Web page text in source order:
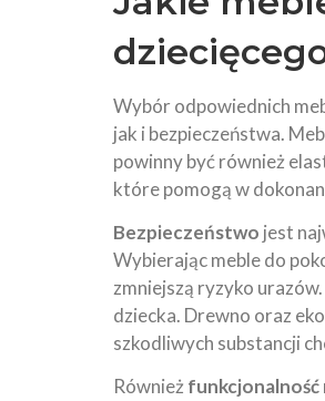
Wybór odpowiednich
jak i bezpieczeństwa.
powinny być również
które pomogą w
Bezpieczeństwo jest
Wybierając meble do
zmniejszą ryzyko
dziecka. Drewno oraz
szkodliwych substancji
Również funkcjonalność